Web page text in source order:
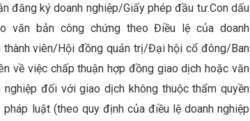
đăng ký doanh nghiệp/Giấy phép đầu tư.Con dấu
văn bản công chứng theo Điều lệ của doanh
thành viên/Hội đồng quản trị/Đại hội cổ đông/Ban
về việc chấp thuận hợp đồng giao dịch hoặc văn
đối với giao dịch không thuộc thẩm quyền
luật (theo quy định của điều lệ doanh nghiệp